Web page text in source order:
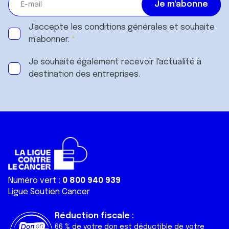
J'accepte les conditions générales et souhaite
m'abonner.
Je souhaite également recevoir l'actualité à
destination des entreprises.
Numéro vert : 0 800 940 939
Ligue Soutien Cancer
Réduction fiscale :
66 % de votre don est déductible de votre